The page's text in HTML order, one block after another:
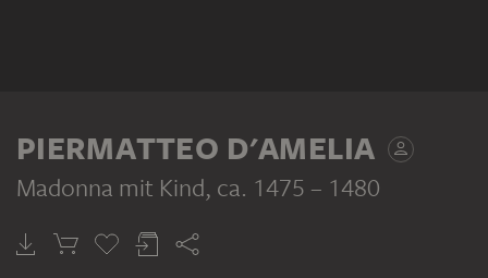
PIERMATTEO D'AMELIA
Madonna mit Kind, ca. 1475 – 1480